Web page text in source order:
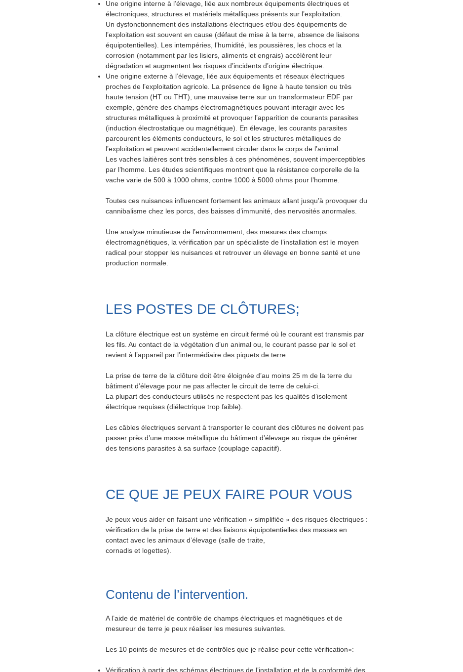
Une origine interne à l’élevage, liée aux nombreux équipements électriques et
électroniques, structures et matériels métalliques présents sur l’exploitation.
Un dysfonctionnement des installations électriques et/ou des équipements de
l’exploitation est souvent en cause (défaut de mise à la terre, absence de liaisons
équipotentielles). Les intempéries, l’humidité, les poussières, les chocs et la
corrosion (notamment par les lisiers, aliments et engrais) accélèrent leur
dégradation et augmentent les risques d’incidents d’origine électrique.
Une origine externe à l’élevage, liée aux équipements et réseaux électriques
proches de l’exploitation agricole. La présence de ligne à haute tension ou très
haute tension (HT ou THT), une mauvaise terre sur un transformateur EDF par
exemple, génère des champs électromagnétiques pouvant interagir avec les
structures métalliques à proximité et provoquer l’apparition de courants parasites
(induction électrostatique ou magnétique). En élevage, les courants parasites
parcourent les éléments conducteurs, le sol et les structures métalliques de
l’exploitation et peuvent accidentellement circuler dans le corps de l’animal.
Les vaches laitières sont très sensibles à ces phénomènes, souvent imperceptibles
par l’homme. Les études scientifiques montrent que la résistance corporelle de la
vache varie de 500 à 1000 ohms, contre 1000 à 5000 ohms pour l’homme.
Toutes ces nuisances influencent fortement les animaux allant jusqu’à provoquer du
cannibalisme chez les porcs, des baisses d’immunité, des nervosités anormales.
Une analyse minutieuse de l’environnement, des mesures des champs
électromagnétiques, la vérification par un spécialiste de l’installation est le moyen
radical pour stopper les nuisances et retrouver un élevage en bonne santé et une
production normale.
LES POSTES DE CLÔTURES;
La clôture électrique est un système en circuit fermé où le courant est transmis par
les fils. Au contact de la végétation d’un animal ou, le courant passe par le sol et
revient à l’appareil par l’intermédiaire des piquets de terre.
La prise de terre de la clôture doit être éloignée d’au moins 25 m de la terre du
bâtiment d’élevage pour ne pas affecter le circuit de terre de celui-ci.
La plupart des conducteurs utilisés ne respectent pas les qualités d’isolement
électrique requises (diélectrique trop faible).
Les câbles électriques servant à transporter le courant des clôtures ne doivent pas
passer près d’une masse métallique du bâtiment d’élevage au risque de générer
des tensions parasites à sa surface (couplage capacitif).
CE QUE JE PEUX FAIRE POUR VOUS
Je peux vous aider en faisant une vérification « simplifiée » des risques électriques :
vérification de la prise de terre et des liaisons équipotentielles des masses en
contact avec les animaux d’élevage (salle de traite,
cornadis et logettes).
Contenu de l’intervention.
A l’aide de matériel de contrôle de champs électriques et magnétiques et de
mesureur de terre je peux réaliser les mesures suivantes.
Les 10 points de mesures et de contrôles que je réalise pour cette vérification»:
Vérification à partir des schémas électriques de l’installation et de la conformité des